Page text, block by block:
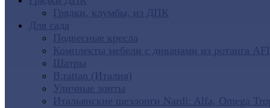
Грядки, клумбы, из ДПК
Для сада
Подвесные кресла
Комплекты мебели с диванами из ротанга
Шатры
B:rattan (Италия)
Уличные зонты
Итальянские шезлонги Nardi: Alfa, Omega